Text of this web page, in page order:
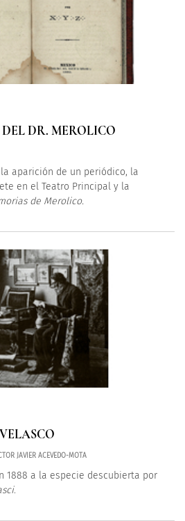
DR. MEROLICO
aparición de un periódico, la
en el Teatro Principal y la
de Merolico.
JAVIER ACEVEDO-MOTA
1888 a la especie descubierta por
.